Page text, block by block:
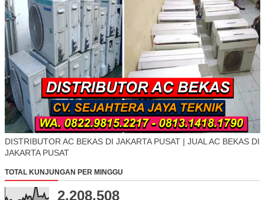
DISTRIBUTOR AC BEKAS DI JAKARTA PUSAT | JUAL AC BEKAS DI
JAKARTA PUSAT
TOTAL KUNJUNGAN PER MINGGU
2,208,508